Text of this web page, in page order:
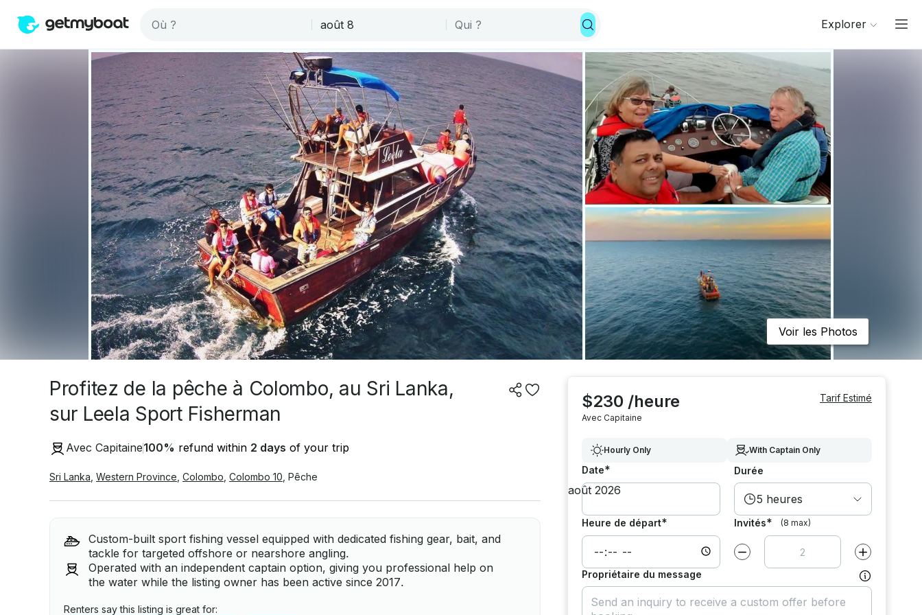
Explorer
Voir les Photos
Profitez de la pêche à Colombo, au Sri Lanka,
sur Leela Sport Fisherman
Avec Capitaine100% refund within 2 days of your trip
Sri Lanka Western Province Colombo Colombo 10 Pêche
Custom-built sport fishing vessel equipped with dedicated fishing gear, bait, and
tackle for targeted offshore or nearshore angling.
Operated with an independent captain option, giving you professional help on
the water while the listing owner has been active since 2017.
Renters say this listing is great for:
$230 /heure
Avec Capitaine
Tarif Estimé
Hourly Only With Captain Only
Date* Durée
5 heures
Heure de départ* Invités* (8 max)
Diminuer la valeur par Augmenter la
Propriétaire du message